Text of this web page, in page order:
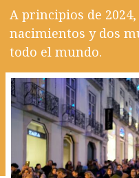
A principios de 2024,
nacimientos y dos
todo el mundo.